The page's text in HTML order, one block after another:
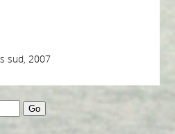
sud, 2007
Go